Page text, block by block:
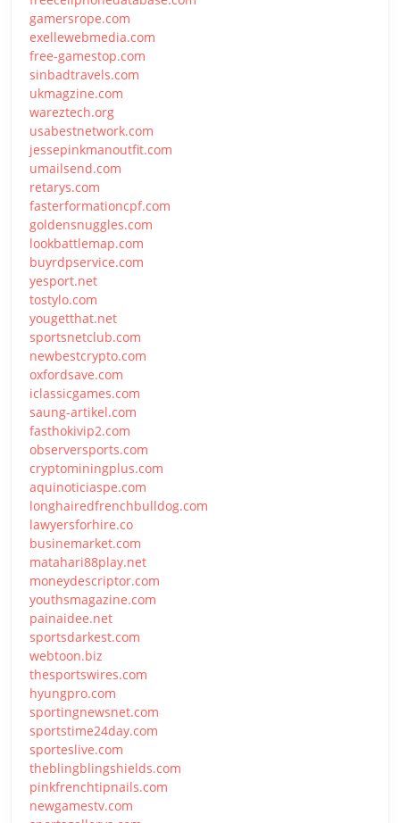
gamersrope.com
exellewebmedia.com
free-gamestop.com
sinbadtravels.com
ukmagzine.com
wareztech.org
usabestnetwork.com
jessepinkmanoutfit.com
umailsend.com
retarys.com
fasterformationcpf.com
goldensnuggles.com
lookbattlemap.com
buyrdpservice.com
yesport.net
tostylo.com
yougetthat.net
sportsnetclub.com
newbestcrypto.com
oxfordsave.com
iclassicgames.com
saung-artikel.com
fasthokivip2.com
observersports.com
cryptominingplus.com
aquinoticiaspe.com
longhairedfrenchbulldog.com
lawyersforhire.co
businemarket.com
matahari88play.net
moneydescriptor.com
youthsmagazine.com
painaidee.net
sportsdarkest.com
webtoon.biz
thesportswires.com
hyungpro.com
sportingnewsnet.com
sportstime24day.com
sporteslive.com
theblingblingshields.com
pinkfrenchtipnails.com
newgamestv.com